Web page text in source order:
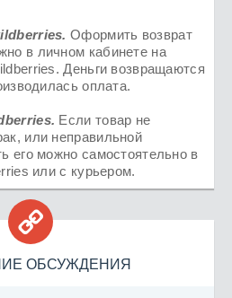
. Оформить возврат
в личном кабинете на
Деньги возвращаются
оплата.
Если товар не
или неправильной
его можно самостоятельно в
или с курьером.

ОБСУЖДЕНИЯ